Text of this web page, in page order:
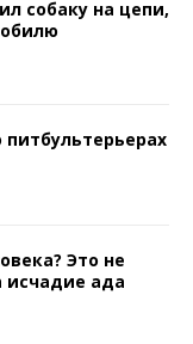
собаку на цепи,
Это не
исчадие ада